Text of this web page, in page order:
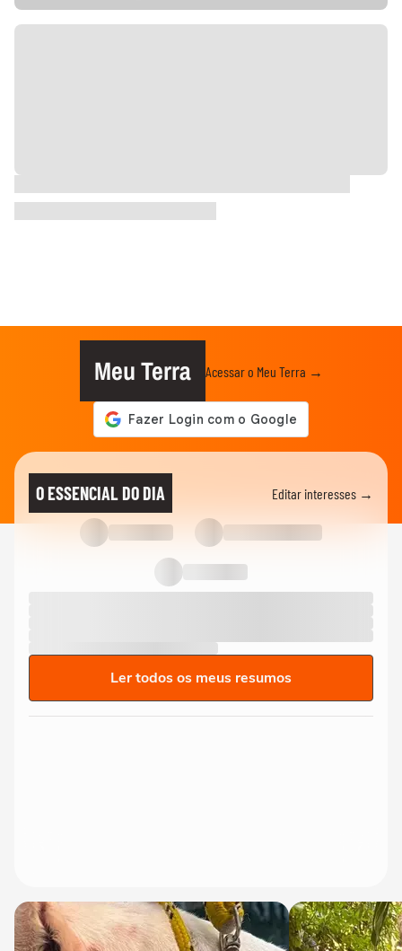
Meu Terra Acessar o Meu Terra →
O ESSENCIAL DO DIA Editar interesses →
Ler todos os meus resumos